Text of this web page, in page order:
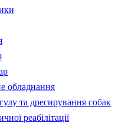
обладнання
та дресирування собак
реабілітації